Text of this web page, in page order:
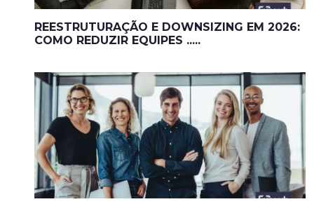
REESTRUTURAÇÃO E DOWNSIZING EM 2026:
COMO REDUZIR EQUIPES .....